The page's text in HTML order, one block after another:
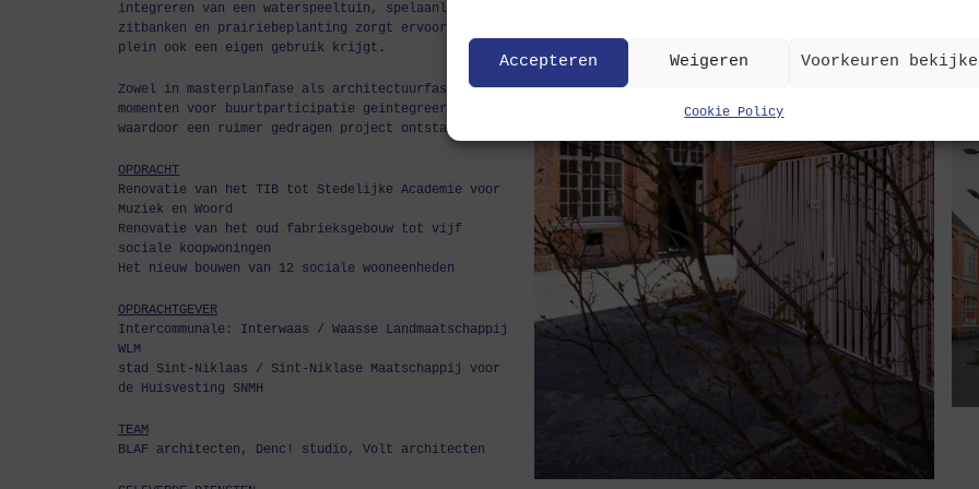
Accepteren Weigeren Voorkeuren
Cookie Policy
integreren van een waterspeeltuin, spelaanleidingen,
zitbanken en prairiebeplanting zorgt ervoor dat elk
plein ook een eigen gebruik krijgt.
Zowel in masterplanfase als architectuurfase werden
momenten voor buurtparticipatie geïntegreerd,
waardoor een ruimer gedragen project ontstaat.
OPDRACHT
Renovatie van het TIB tot Stedelijke Academie voor
Muziek en Woord
Renovatie van het oud fabrieksgebouw tot vijf
sociale koopwoningen
Het nieuw bouwen van 12 sociale wooneenheden
OPDRACHTGEVER
Intercommunale: Interwaas / Waasse Landmaatschappij
WLM
stad Sint-Niklaas / Sint-Niklase Maatschappij voor
de Huisvesting SNMH
TEAM
BLAF architecten, Denc! studio, Volt architecten